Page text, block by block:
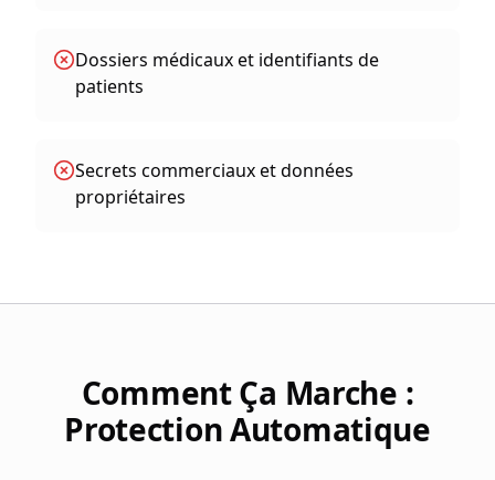
Dossiers médicaux et identifiants de
patients
Secrets commerciaux et données
propriétaires
Comment Ça Marche :
Protection Automatique